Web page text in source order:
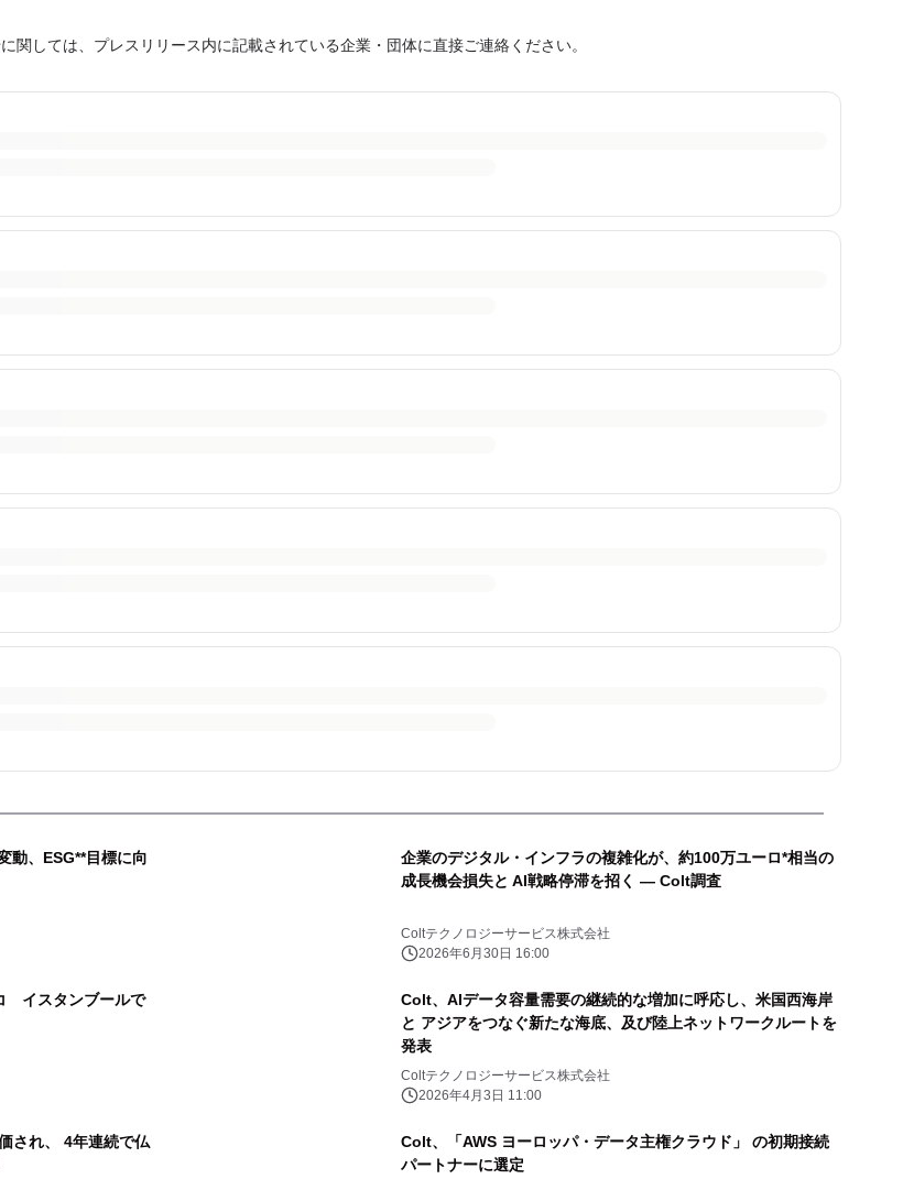
関しては、プレスリリース内に記載されている企業・団体に直接ご連絡ください。
動、ESG**目標に向
企業のデジタル・インフラの複雑化が、約100万ユーロ*相当の
成長機会損失と AI戦略停滞を招く ― Colt調査
Coltテクノロジーサービス株式会社
2026年6月30日 16:00
イスタンブールで
Colt、AIデータ容量需要の継続的な増加に呼応し、米国西海岸
と アジアをつなぐ新たな海底、及び陸上ネットワークルートを
発表
Coltテクノロジーサービス株式会社
2026年4月3日 11:00
され、 4年連続で仏
Colt、「AWS ヨーロッパ・データ主権クラウド」 の初期接続
パートナーに選定